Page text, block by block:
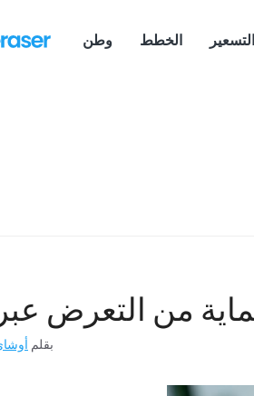
وطن الخطط التسعير
من التعرض عبر
بقلم